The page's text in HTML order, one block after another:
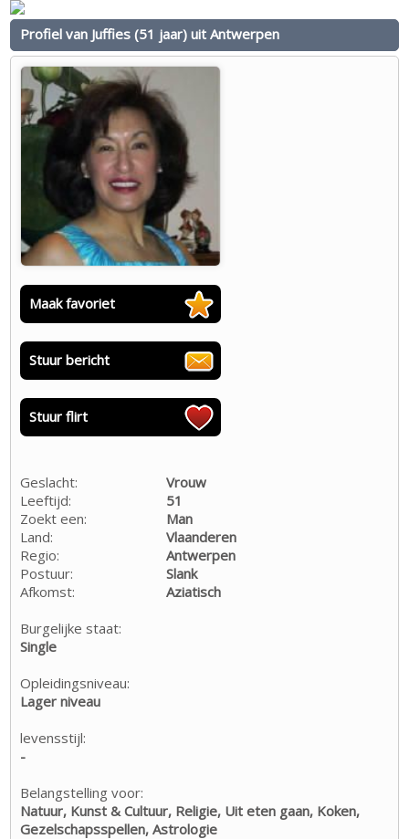
Profiel van Juffies (51 jaar) uit Antwerpen
Maak favoriet
Stuur bericht
Stuur flirt
Geslacht:
Vrouw
Leeftijd:
51
Zoekt een:
Man
Land:
Vlaanderen
Regio:
Antwerpen
Postuur:
Slank
Afkomst:
Aziatisch
Burgelijke staat:
Single
Opleidingsniveau:
Lager niveau
levensstijl:
-
Belangstelling voor:
Natuur, Kunst & Cultuur, Religie, Uit eten gaan, Koken,
Gezelschapsspellen, Astrologie